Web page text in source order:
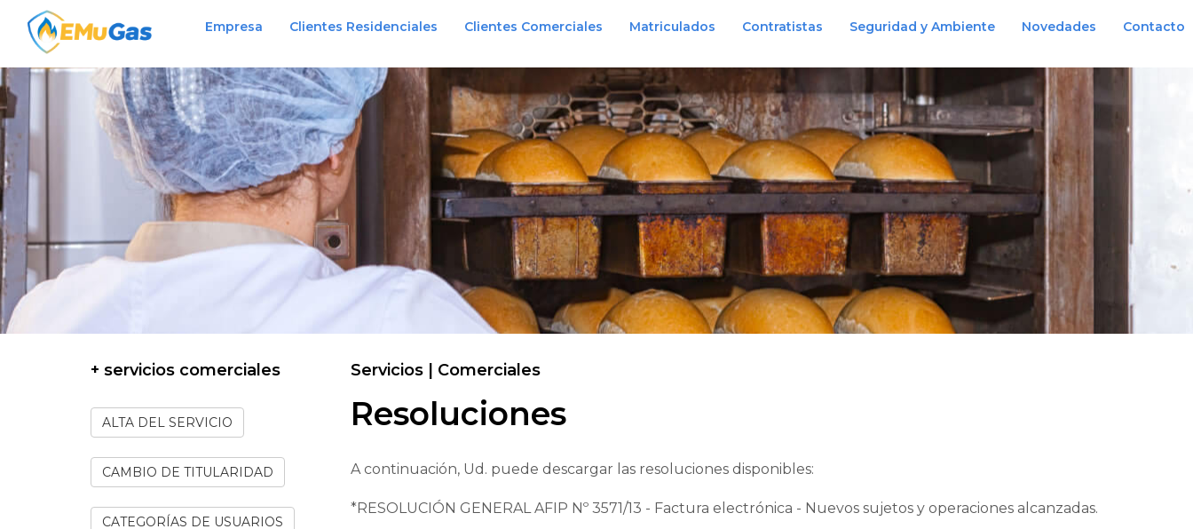
Empresa Clientes Residenciales Clientes Comerciales Matriculados Contratistas Seguridad y Ambiente Novedades Contacto
+ servicios comerciales
ALTA DEL SERVICIO
CAMBIO DE TITULARIDAD
CATEGORÍAS DE USUARIOS
Servicios | Comerciales
Resoluciones
A continuación, Ud. puede descargar las resoluciones disponibles:
*RESOLUCIÓN GENERAL AFIP Nº 3571/13 - Factura electrónica - Nuevos sujetos y operaciones alcanzadas.